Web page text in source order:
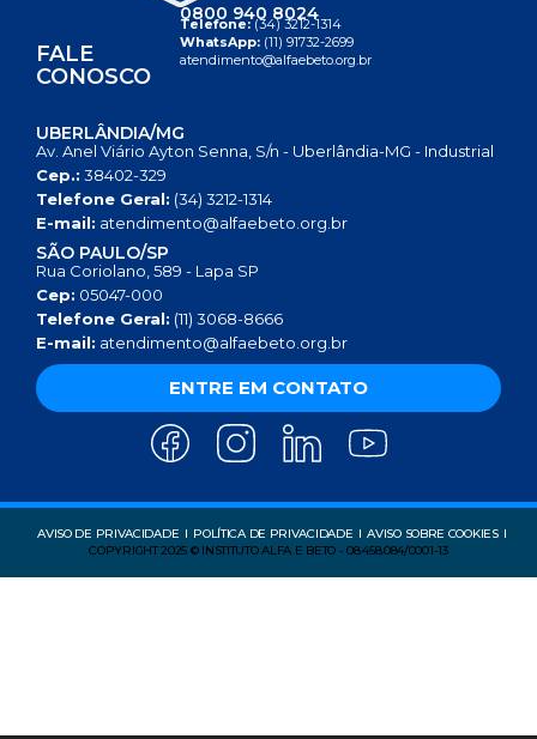
FALE
CONOSCO
0800 940 8024
Telefone:(34) 3212-1314
WhatsApp: (11) 91732-2699
atendimento@alfaebeto.org.br
UBERLÂNDIA/MG
Av. Anel Viário Ayton Senna, S/n - Uberlândia-MG - Industrial
Cep.: 38402-329
Telefone Geral: (34) 3212-1314
E-mail: atendimento@alfaebeto.org.br
SÃO PAULO/SP
Rua Coriolano, 589 - Lapa SP
Cep: 05047-000
Telefone Geral: (11) 3068-8666
E-mail: atendimento@alfaebeto.org.br
ENTRE EM CONTATO
AVISO DE PRIVACIDADE POLÍTICA DE PRIVACIDADE
AVISO SOBRE COOKIES
COPYRIGHT 2025 © INSTITUTO ALFA E BETO - 08.458.084/0001-13